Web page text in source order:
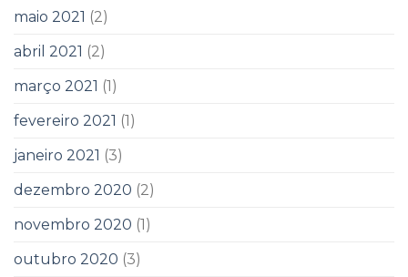
maio 2021 (2)
abril 2021 (2)
março 2021 (1)
fevereiro 2021 (1)
janeiro 2021 (3)
dezembro 2020 (2)
novembro 2020 (1)
outubro 2020 (3)